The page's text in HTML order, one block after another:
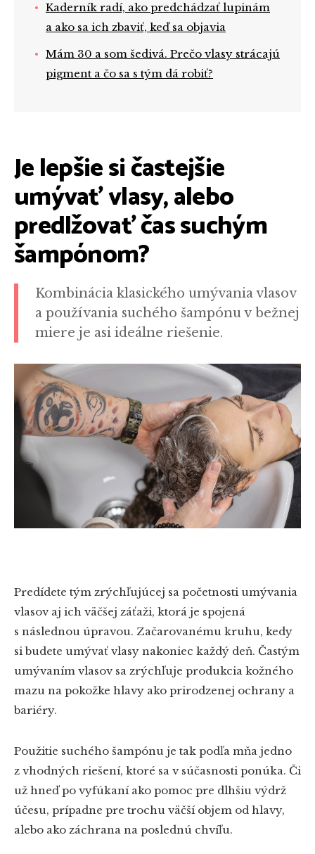
Kaderník radí, ako predchádzať lupinám
a ako sa ich zbaviť, keď sa objavia
Mám 30 a som šedivá. Prečo vlasy strácajú
pigment a čo sa s tým dá robiť?
Je lepšie si častejšie
umývať vlasy, alebo
predlžovať čas suchým
šampónom?
Kombinácia klasického umývania vlasov
a používania suchého šampónu v bežnej
miere je asi ideálne riešenie.
Predídete tým zrýchľujúcej sa početnosti umývania
vlasov aj ich väčšej záťaži, ktorá je spojená
s následnou úpravou. Začarovanému kruhu, kedy
si budete umývať vlasy nakoniec každý deň. Častým
umývaním vlasov sa zrýchľuje produkcia kožného
mazu na pokožke hlavy ako prirodzenej ochrany a
bariéry.
Použitie suchého šampónu je tak podľa mňa jedno
z vhodných riešení, ktoré sa v súčasnosti ponúka. Či
už hneď po vyfúkaní ako pomoc pre dlhšiu výdrž
účesu, prípadne pre trochu väčší objem od hlavy,
alebo ako záchrana na poslednú chvíľu.